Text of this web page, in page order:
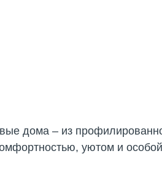
дома – из
уютом и особой